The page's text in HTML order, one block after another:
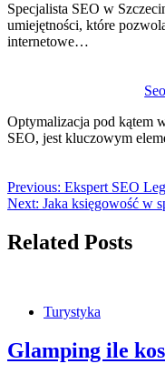
Specjalista SEO w
umiejętności, które
internetowe…
Optymalizacja pod kątem
SEO, jest kluczowym
Previous: Ekspert SEO
Next: Jaka księgowość w
Related Posts
Turystyka
Glamping ile